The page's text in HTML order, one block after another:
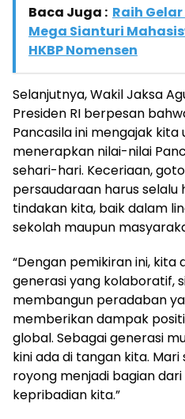
Baca Juga : Raih
Mega Sianturi
HKBP Nomensen
Selanjutnya, Wakil Jaksa
Presiden RI berpesan
Pancasila ini mengajak
menerapkan nilai-nilai
sehari-hari. Keceriaan,
persaudaraan harus selalu
tindakan kita, baik dalam
sekolah maupun
“Dengan pemikiran ini,
generasi yang kolaboratif,
membangun peradaban
memberikan dampak
global. Sebagai generasi
kini ada di tangan kita.
royong menjadi bagian
kepribadian kita.”